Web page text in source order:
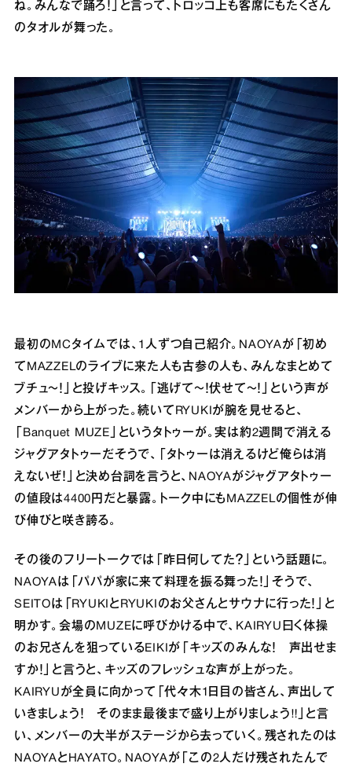
ね。みんなで踊ろ！」と言って、トロッコ上も客席にもたくさん
のタオルが舞った。
最初のMCタイムでは、1人ずつ自己紹介。NAOYAが「初め
てMAZZELのライブに来た人も古参の人も、みんなまとめて
ブチュ〜！」と投げキッス。「逃げて〜！伏せて〜！」という声が
メンバーから上がった。続いてRYUKIが腕を見せると、
「Banquet MUZE」というタトゥーが。実は約2週間で消える
ジャグアタトゥーだそうで、「タトゥーは消えるけど俺らは消
えないぜ！」と決め台詞を言うと、NAOYAがジャグアタトゥー
の値段は4400円だと暴露。トーク中にもMAZZELの個性が伸
び伸びと咲き誇る。
その後のフリートークでは「昨日何してた？」という話題に。
NAOYAは「パパが家に来て料理を振る舞った！」そうで、
SEITOは「RYUKIとRYUKIのお父さんとサウナに行った！」と
明かす。会場のMUZEに呼びかける中で、KAIRYU曰く体操
のお兄さんを狙っているEIKIが「キッズのみんな！ 声出せま
すか！」と言うと、キッズのフレッシュな声が上がった。
KAIRYUが全員に向かって「代々木1日目の皆さん、声出して
いきましょう！ そのまま最後まで盛り上がりましょう‼︎」と言
い、メンバーの大半がステージから去っていく。残されたのは
NAOYAとHAYATO。NAOYAが「この2人だけ残されたんで